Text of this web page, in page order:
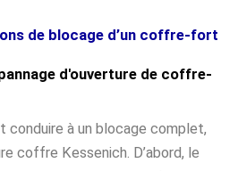
de blocage d’un coffre-fort
d'ouverture de coffre-
conduire à un blocage complet,
coffre Kessenich. D’abord, le